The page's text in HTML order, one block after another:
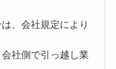
、会社規定により
社側で引っ越し業